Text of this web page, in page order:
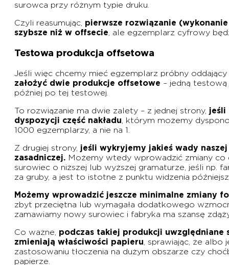
surowca przy różnym typie druku.
Czyli reasumując, pierwsze rozwiązanie
szybsze niż w offsecie , ale egzemplarz cyfrowy
Testowa produkcja offsetowa
Jeśli więc chcemy mieć egzemplarz próbny
założyć dwie produkcje offsetowe – jedną testową
później po tej testowej.
To rozwiązanie ma dwie zalety – z jednej strony, jeśli
dyspozycji część nakładu, którym możemy
1000 egzemplarzy, a nie na 1.
Z drugiej strony, jeśli wykryjemy jakieś wady
zasadniczej. Możemy wtedy wprowadzić zmiany co
surowiec o niższej lub wyższej gramaturze, jeśli np.
za gruby, a jest to istotne z punktu widzenia
Możemy wprowadzić jeszcze minimalne zmiany
zbyt przeciętna lub wymagała dodatkowego
zamawiamy nowy surowiec i fabryka ma szansę
Co ważne, podczas takiej produkcji uwzględniane
zmieniają właściwości papieru, sprawiając, że albo
zastosowaniu tłoczenia na dużym obszarze czy
papierze.